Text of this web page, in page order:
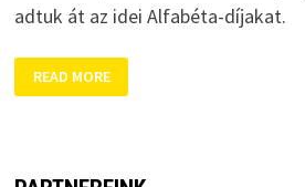
adtuk át az idei Alfabéta-díjakat.
KÉPREGÉNYDÍJAK
2022:
KITTENBERGER
SZELLEME
READ MORE